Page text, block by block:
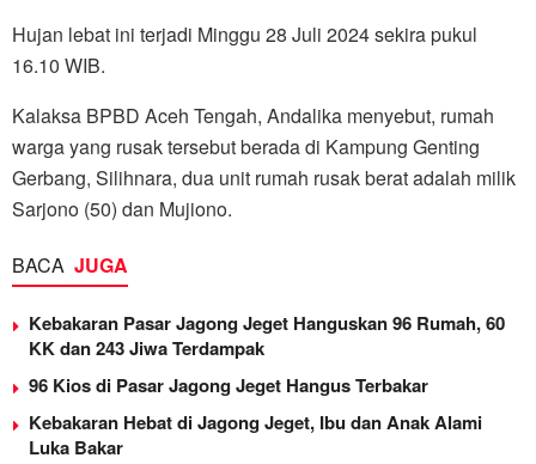
Hujan lebat ini terjadi Minggu 28 Juli 2024 sekira pukul
16.10 WIB.
Kalaksa BPBD Aceh Tengah, Andalika menyebut, rumah
warga yang rusak tersebut berada di Kampung Genting
Gerbang, Silihnara, dua unit rumah rusak berat adalah milik
Sarjono (50) dan Mujiono.
BACA JUGA
Kebakaran Pasar Jagong Jeget Hanguskan 96 Rumah, 60
KK dan 243 Jiwa Terdampak
96 Kios di Pasar Jagong Jeget Hangus Terbakar
Kebakaran Hebat di Jagong Jeget, Ibu dan Anak Alami
Luka Bakar